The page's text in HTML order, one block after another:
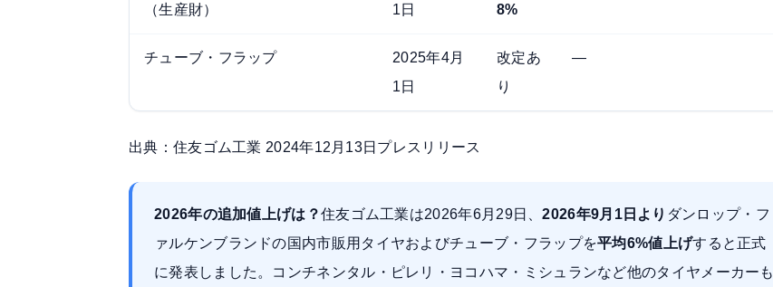
（生産財）
1日
8%
チューブ・フラップ
2025年4月
1日
改定あ
り
—
出典： 住友ゴム工業 2024年12月13日プレスリリース
2026年の追加値上げは？住友ゴム工業は2026年6月29日、2026年9月1日より ダンロップ・フ
ァルケンブランドの国内市販用タイヤおよびチューブ・フラップを平均6%値上げすると正式
に発表しました。コンチネンタル・ピレリ・ヨコハマ・ミシュランなど他のタイヤメーカーも